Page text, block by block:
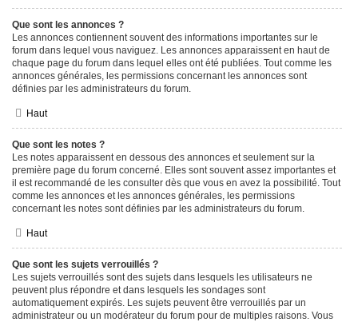
Que sont les annonces ?
Les annonces contiennent souvent des informations importantes sur le
forum dans lequel vous naviguez. Les annonces apparaissent en haut de
chaque page du forum dans lequel elles ont été publiées. Tout comme les
annonces générales, les permissions concernant les annonces sont
définies par les administrateurs du forum.
Haut
Que sont les notes ?
Les notes apparaissent en dessous des annonces et seulement sur la
première page du forum concerné. Elles sont souvent assez importantes et
il est recommandé de les consulter dès que vous en avez la possibilité. Tout
comme les annonces et les annonces générales, les permissions
concernant les notes sont définies par les administrateurs du forum.
Haut
Que sont les sujets verrouillés ?
Les sujets verrouillés sont des sujets dans lesquels les utilisateurs ne
peuvent plus répondre et dans lesquels les sondages sont
automatiquement expirés. Les sujets peuvent être verrouillés par un
administrateur ou un modérateur du forum pour de multiples raisons. Vous